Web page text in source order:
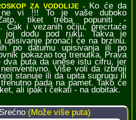
ZA VODOLIJE - Ko će da
ne vi !!! To je vaše duboko
tiket treba popuniti -
Čak i vezanih očiju, precrtaće
joj dođu pod ruku. Takva je
upisivanje pronaći će na brzinu.
po datumu upisivanja ili po
pokazao tog trenutka. Prava
dva puta da unese istu cifru, jer
Više voli da izbroji
stanuje ili da upita suprugu ili
pada na pamet. Tako će
ali ipak i čekati - na dobitak.